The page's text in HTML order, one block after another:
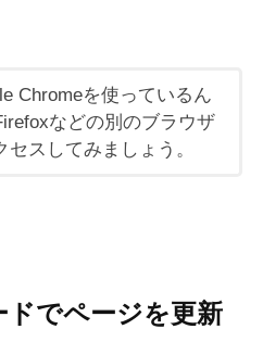
Chromeを使っているん
などの別のブラウザ
セスしてみましょう。
ドでページを更新